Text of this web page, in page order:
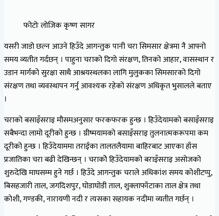
फोटोः लोजिक कृष्ण सागर
यसरी जाडो छल्न आउने हिउँदे आगन्तुक पानी चरा सिमसार क्षेत्रमा नै आफ्नो
समय व्यतीत गर्दछन् । पाहुना चराको दिगो संरक्षण, तिनको आहार, वासस्थान र
उडान मार्गको सुरक्षा साथै आश्रयस्थलका लागि मुलुकका सिमसारको दिगो
संरक्षण तथा व्यवस्थापन गर्नु आवश्यक रहेको संरक्षण अधिकृत भुसालले बताए
।
चराको बसाइँसराइ मौसमअनुसार फरकफरक हुन्छ । हिउँदेयामको बसाइँसराइ
सबैभन्दा लामो दूरीको हुन्छ । ग्रीष्मयामको बसाइँसराइ तुलनात्मकरूपमा कम
दूरीको हुन्छ । हिउँदेयाममा तराईका तालतलैयामा बाहिरबाट आएका हाँस
प्रजातिका चरा बढी देखिन्छन् । चराकोे हिउँदेयामको बराइँसराइ असोजको
शुरुदेखि माघसम्म हुने गर्छ । हिउँदे आगन्तुक चराले अधिकांश समय कोशीटप्पु,
बिसहजारी ताल, जगदिशपुर, घोडाघोडी ताल, शुक्लाफाँटाका ताल क्षेत्र तथा
कोशी, गण्डकी, नारायणी नदी र त्यसका सहायक नदीमा व्यतीत गर्छन् ।